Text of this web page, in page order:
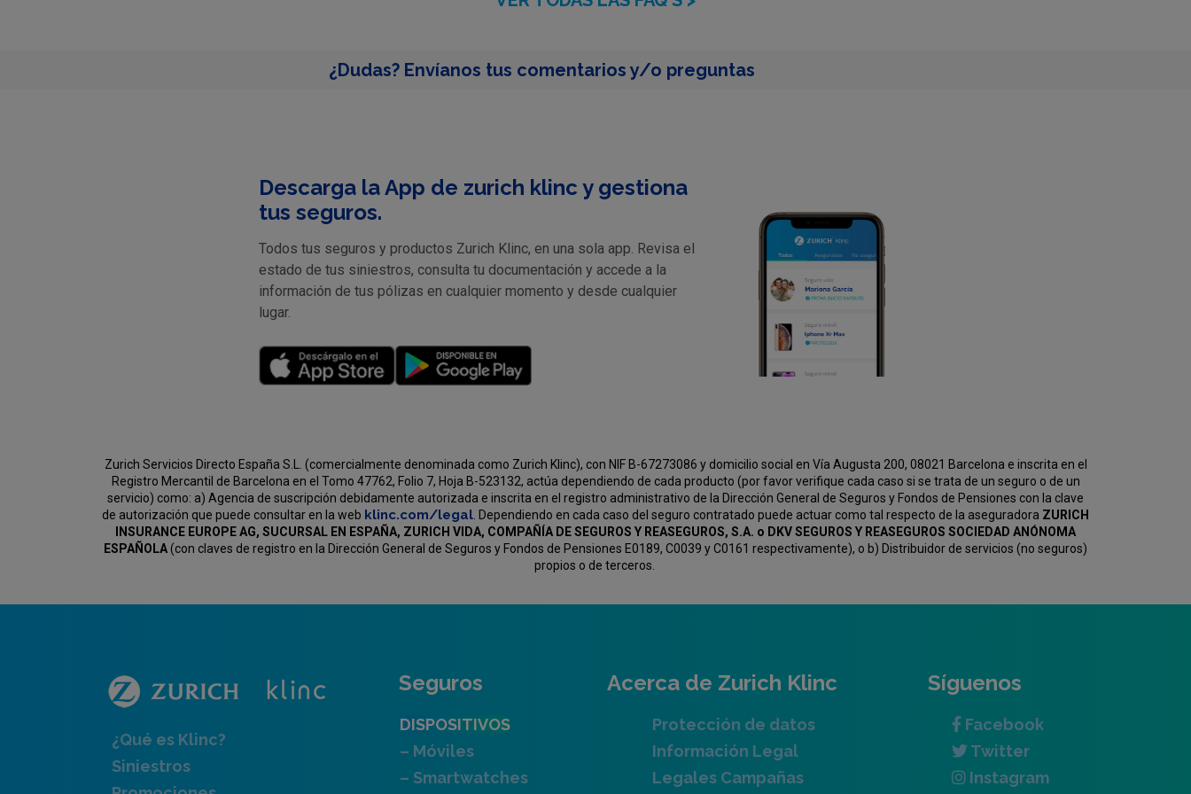
¿Dudas? Envíanos tus comentarios y/o preguntas
Descarga la App de zurich klinc y gestiona
tus seguros.
Todos tus seguros y productos Zurich Klinc, en una sola app. Revisa el
estado de tus siniestros, consulta tu documentación y accede a la
información de tus pólizas en cualquier momento y desde cualquier
lugar.
Zurich Servicios Directo España S.L. (comercialmente denominada como Zurich Klinc), con NIF B-67273086 y domicilio social en Vía Augusta 200, 08021 Barcelona e inscrita en el
Registro Mercantil de Barcelona en el Tomo 47762, Folio 7, Hoja B-523132, actúa dependiendo de cada producto (por favor verifique cada caso si se trata de un seguro o de un
servicio) como: a) Agencia de suscripción debidamente autorizada e inscrita en el registro administrativo de la Dirección General de Seguros y Fondos de Pensiones con la clave
de autorización que puede consultar en la web klinc.com/legal . Dependiendo en cada caso del seguro contratado puede actuar como tal respecto de la aseguradora ZURICH
INSURANCE EUROPE AG, SUCURSAL EN ESPAÑA, ZURICH VIDA, COMPAÑÍA DE SEGUROS Y REASEGUROS, S.A. o DKV SEGUROS Y REASEGUROS SOCIEDAD ANÓNOMA
ESPAÑOLA(con claves de registro en la Dirección General de Seguros y Fondos de Pensiones E0189, C0039 y C0161 respectivamente), o b) Distribuidor de servicios (no seguros)
propios o de terceros.
¿Qué es Klinc?
Siniestros
Seguros
DISPOSITIVOS
– Móviles
– Smartwatches
Acerca de Zurich Klinc
Protección de datos
Información Legal
Legales Campañas
Síguenos
Facebook
Twitter
Instagram